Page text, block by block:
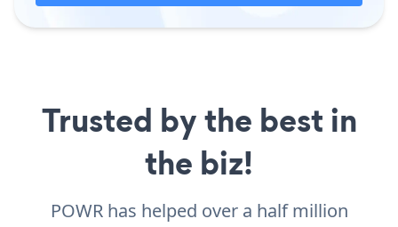
Trusted by the best in
the biz!
POWR has helped over a half million